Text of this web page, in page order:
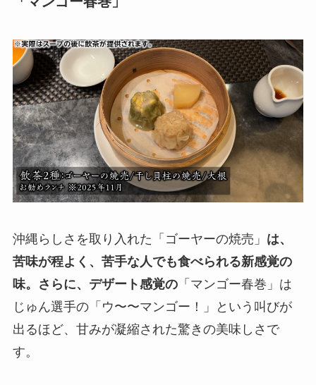
沖縄らしさを取り入れた「ゴーヤーの焼売」 は、
苦味が程よく、苦手な人でも食べられる新感覚の
味。さらに、デザート感覚の「マンゴー春巻」は
じゅん選手の「ウ〜〜マンゴー！」という叫びが
出るほど、甘みが凝縮された驚きの美味しさで
す。